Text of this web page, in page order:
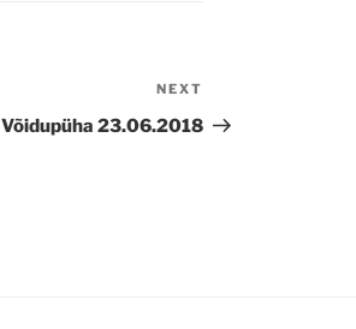
Post
NEXT
Võidupüha 23.06.2018